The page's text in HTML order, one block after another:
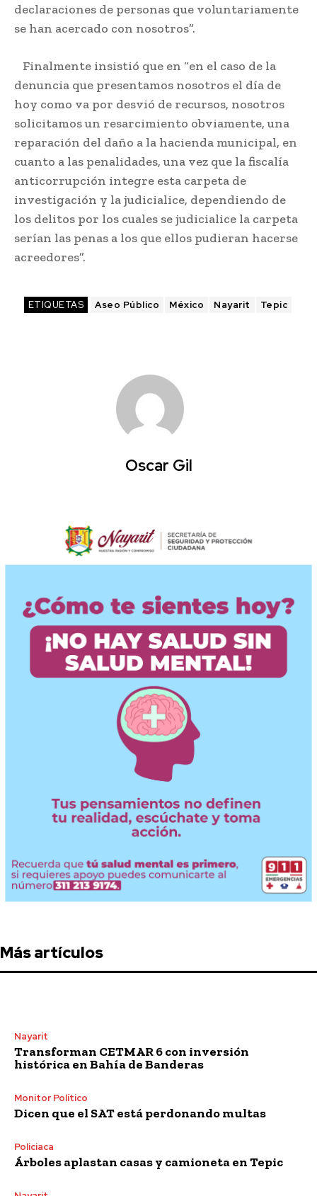
declaraciones de personas que voluntariamente
se han acercado con nosotros”.
Finalmente insistió que en “en el caso de la
denuncia que presentamos nosotros el día de
hoy como va por desvió de recursos, nosotros
solicitamos un resarcimiento obviamente, una
reparación del daño a la hacienda municipal, en
cuanto a las penalidades, una vez que la fiscalía
anticorrupción integre esta carpeta de
investigación y la judicialice, dependiendo de
los delitos por los cuales se judicialice la carpeta
serían las penas a los que ellos pudieran hacerse
acreedores”.
ETIQUETAS Aseo Público México Nayarit Tepic
Oscar Gil
Más artículos
Nayarit
Transforman CETMAR 6 con inversión
histórica en Bahía de Banderas
Monitor Político
Dicen que el SAT está perdonando multas
Policiaca
Árboles aplastan casas y camioneta en Tepic